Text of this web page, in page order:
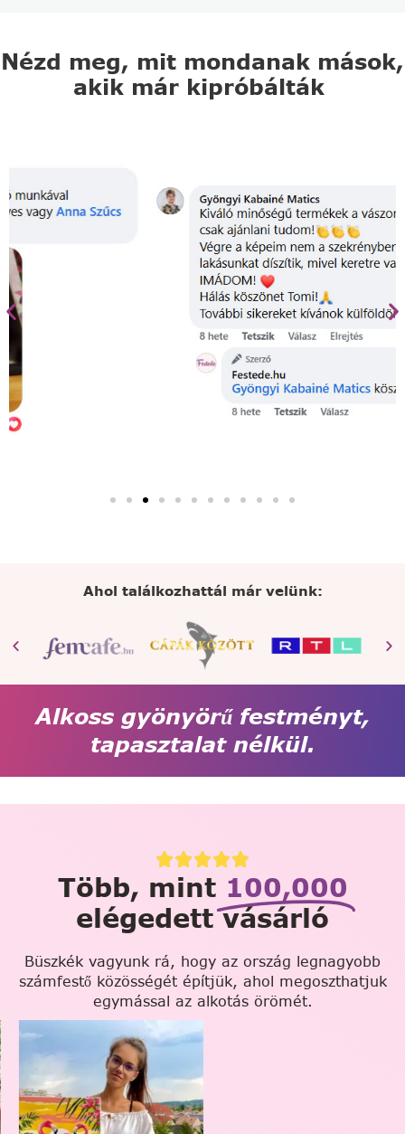
Nézd meg, mit mondanak mások,
akik már kipróbálták
Ahol találkozhattál már velünk:
Alkoss gyönyörű festményt,
tapasztalat nélkül.
Több, mint 100,000
elégedett vásárló
Büszkék vagyunk rá, hogy az ország legnagyobb
számfestő közösségét építjük, ahol megoszthatjuk
egymással az alkotás örömét.